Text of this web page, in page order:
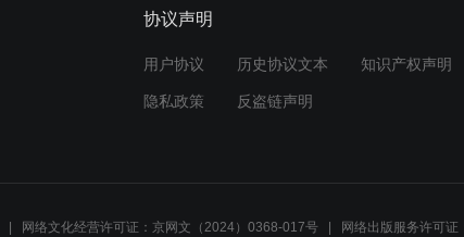
协议声明
用户协议 历史协议文本 知识产权声明
隐私政策 反盗链声明
网络文化经营许可证：京网文（2024）0368-017号 网络出版服务许可